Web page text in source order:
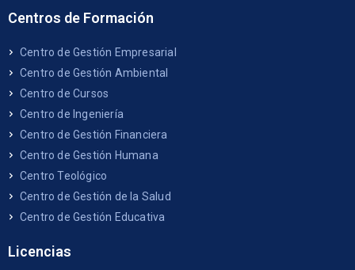
Centros de Formación
Centro de Gestión Empresarial
Centro de Gestión Ambiental
Centro de Cursos
Centro de Ingeniería
Centro de Gestión Financiera
Centro de Gestión Humana
Centro Teológico
Centro de Gestión de la Salud
Centro de Gestión Educativa
Licencias